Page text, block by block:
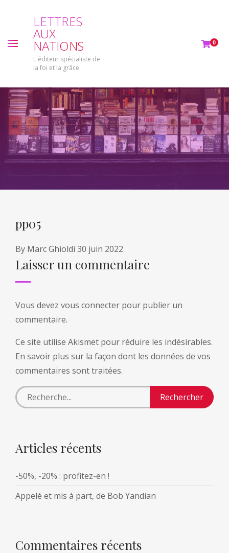
LETTRES
AUX
NATIONS
L'éditeur spécialiste de
la foi et la grâce
0
pp05
By Marc Ghioldi 30 juin 2022
Laisser un commentaire
Vous devez vous connecter pour publier un
commentaire.
Ce site utilise Akismet pour réduire les indésirables.
En savoir plus sur la façon dont les données de vos
commentaires sont traitées.
Articles récents
-50%, -20% : profitez-en !
Appelé et mis à part, de Bob Yandian
Commentaires récents